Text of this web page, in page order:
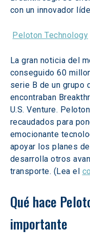
con un innovador
Peloton Technology
La gran noticia del
conseguido 60
serie B de un grupo
encontraban
U.S. Venture.
recaudados para
emocionante
apoyar los planes
desarrolla otros
transporte. (Lea el
Qué hace
importante